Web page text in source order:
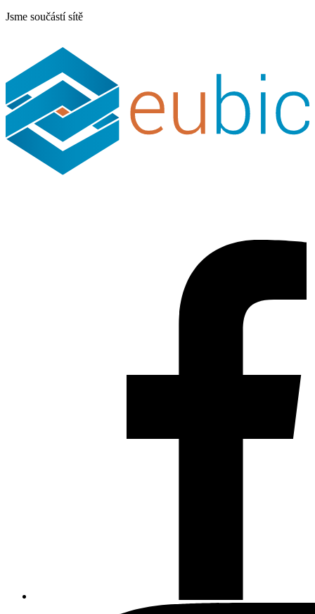
Jsme součástí sítě